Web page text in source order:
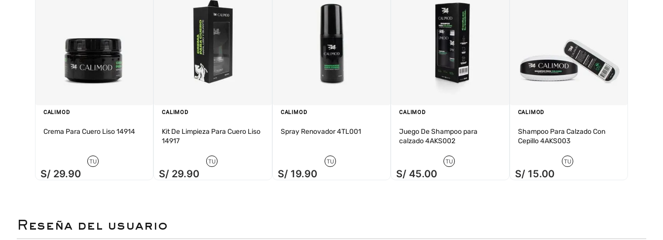
CALIMOD
Crema Para Cuero Liso 14914
TU
S/ 29.90
CALIMOD
Kit De Limpieza Para Cuero Liso
14917
TU
S/ 29.90
CALIMOD
Spray Renovador 4TL001
TU
S/ 19.90
CALIMOD
Juego De Shampoo para
calzado 4AKS002
TU
S/ 45.00
CALIMOD
Shampoo Para Calzado Con
Cepillo 4AKS003
TU
S/ 15.00